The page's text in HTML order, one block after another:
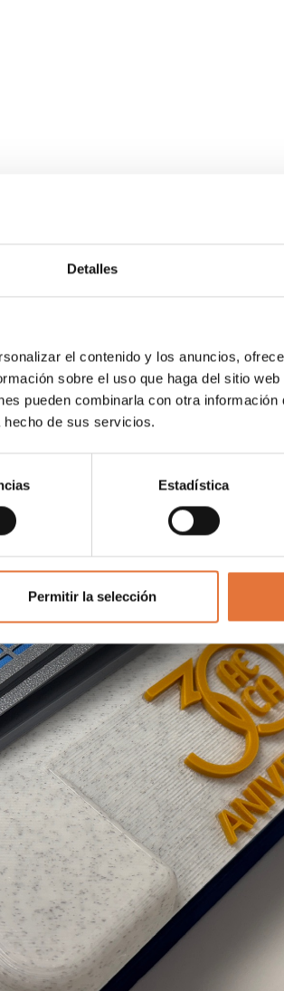
Detalles
el contenido y los anuncios,
sobre el uso que haga del sitio
pueden combinarla con otra información
hecho de sus servicios.
Estadística
Permitir la selección
et d’engagement